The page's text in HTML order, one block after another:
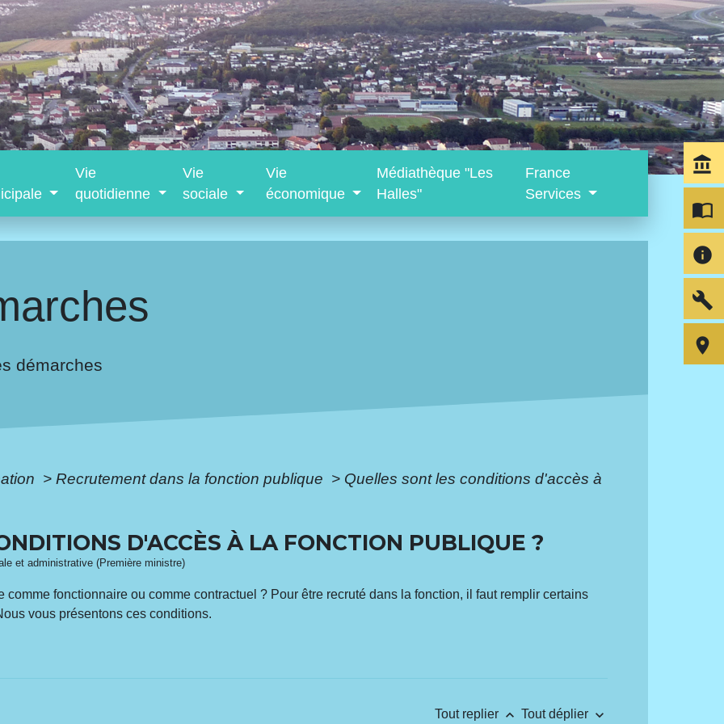
Vie
quotidienne
Vie
sociale
Vie
économique
Médiathèque "Les
Halles"
France
Services
démarches
> Recrutement dans la fonction publique > Quelles sont les conditions d'accès à
D'ACCÈS À LA FONCTION PUBLIQUE ?
et administrative (Première ministre)
fonctionnaire ou comme contractuel ? Pour être recruté dans la fonction, il faut remplir certains
vous présentons ces conditions.
Tout replier keyboard_arrow_up Tout déplier keyboard_arrow_down
account_balance
import_contacts
info
build
room